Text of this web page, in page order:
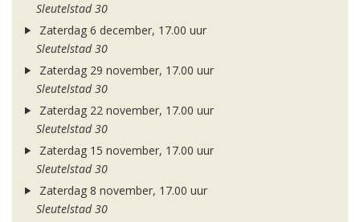
Sleutelstad 30
Zaterdag 6 december, 17.00 uur
Sleutelstad 30
Zaterdag 29 november, 17.00 uur
Sleutelstad 30
Zaterdag 22 november, 17.00 uur
Sleutelstad 30
Zaterdag 15 november, 17.00 uur
Sleutelstad 30
Zaterdag 8 november, 17.00 uur
Sleutelstad 30